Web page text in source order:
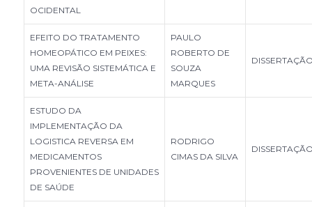
OCIDENTAL
EFEITO DO TRATAMENTO
HOMEOPÁTICO EM PEIXES:
UMA REVISÃO SISTEMÁTICA E
META-ANÁLISE
PAULO
ROBERTO DE
SOUZA
MARQUES
ESTUDO DA
IMPLEMENTAÇÃO DA
LOGISTICA REVERSA EM
MEDICAMENTOS
PROVENIENTES DE UNIDADES
DE SAÚDE
RODRIGO
CIMAS DA SILVA